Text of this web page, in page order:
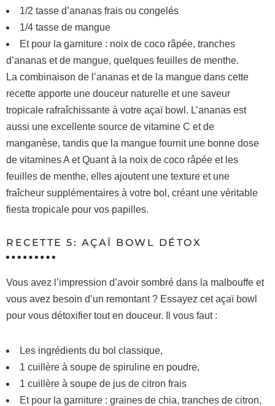
1/2 tasse d’ananas frais ou congelés
1/4 tasse de mangue
Et pour la garniture : noix de coco râpée, tranches
d’ananas et de mangue, quelques feuilles de menthe.
La combinaison de l’ananas et de la mangue dans cette
recette apporte une douceur naturelle et une saveur
tropicale rafraîchissante à votre açaï bowl. L’ananas est
aussi une excellente source de vitamine C et de
manganèse, tandis que la mangue fournit une bonne dose
de vitamines A et Quant à la noix de coco râpée et les
feuilles de menthe, elles ajoutent une texture et une
fraîcheur supplémentaires à votre bol, créant une véritable
fiesta tropicale pour vos papilles.
RECETTE 5: AÇAÏ BOWL DÉTOX
Vous avez l’impression d’avoir sombré dans la malbouffe et
vous avez besoin d’un remontant ? Essayez cet açaï bowl
pour vous détoxifier tout en douceur. Il vous faut :
Les ingrédients du bol classique,
1 cuillère à soupe de spiruline en poudre,
1 cuillère à soupe de jus de citron frais
Et pour la garniture : graines de chia, tranches de citron,